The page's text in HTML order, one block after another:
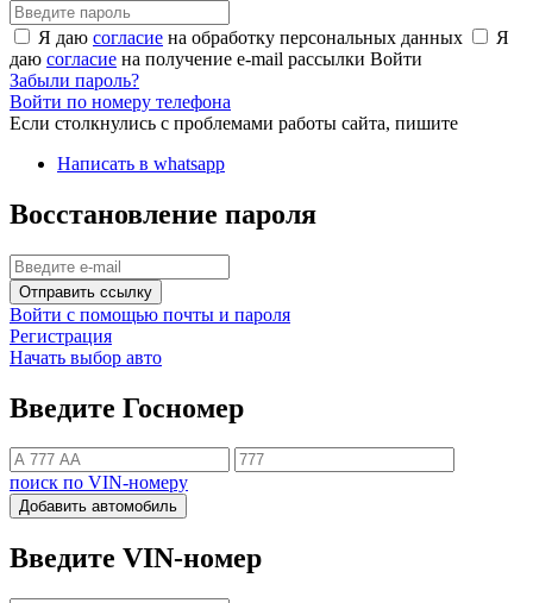
Я даю согласие на обработку персональных данных
Я
даю согласие на получение e-mail рассылки Войти
Забыли пароль?
Войти по номеру телефона
Если столкнулись с проблемами работы сайта, пишите
Написать в whatsapp
Восстановление пароля
Отправить ссылку
Войти с помощью почты и пароля
Регистрация
Начать выбор авто
Введите Госномер
поиск по VIN-номеру
Добавить автомобиль
Введите VIN-номер